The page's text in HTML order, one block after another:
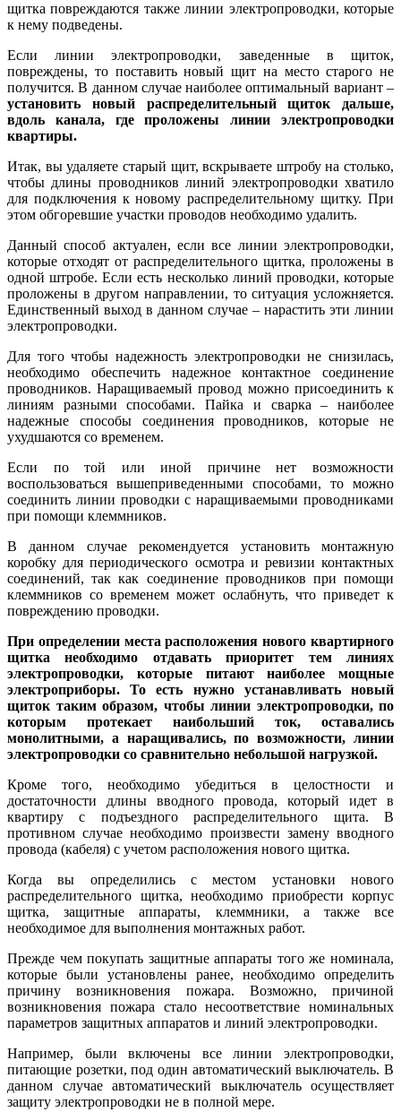
щитка повреждаются также линии электропроводки, которые
к нему подведены.
Если линии электропроводки, заведенные в щиток,
повреждены, то поставить новый щит на место старого не
получится. В данном случае наиболее оптимальный вариант –
установить новый распределительный щиток дальше,
вдоль канала, где проложены линии электропроводки
квартиры.
Итак, вы удаляете старый щит, вскрываете штробу на столько,
чтобы длины проводников линий электропроводки хватило
для подключения к новому распределительному щитку. При
этом обгоревшие участки проводов необходимо удалить.
Данный способ актуален, если все линии электропроводки,
которые отходят от распределительного щитка, проложены в
одной штробе. Если есть несколько линий проводки, которые
проложены в другом направлении, то ситуация усложняется.
Единственный выход в данном случае – нарастить эти линии
электропроводки.
Для того чтобы надежность электропроводки не снизилась,
необходимо обеспечить надежное контактное соединение
проводников. Наращиваемый провод можно присоединить к
линиям разными способами. Пайка и сварка – наиболее
надежные способы соединения проводников, которые не
ухудшаются со временем.
Если по той или иной причине нет возможности
воспользоваться вышеприведенными способами, то можно
соединить линии проводки с наращиваемыми проводниками
при помощи клеммников.
В данном случае рекомендуется установить монтажную
коробку для периодического осмотра и ревизии контактных
соединений, так как соединение проводников при помощи
клеммников со временем может ослабнуть, что приведет к
повреждению проводки.
При определении места расположения нового квартирного
щитка необходимо отдавать приоритет тем линиях
электропроводки, которые питают наиболее мощные
электроприборы. То есть нужно устанавливать новый
щиток таким образом, чтобы линии электропроводки, по
которым протекает наибольший ток, оставались
монолитными, а наращивались, по возможности, линии
электропроводки со сравнительно небольшой нагрузкой.
Кроме того, необходимо убедиться в целостности и
достаточности длины вводного провода, который идет в
квартиру с подъездного распределительного щита. В
противном случае необходимо произвести замену вводного
провода (кабеля) с учетом расположения нового щитка.
Когда вы определились с местом установки нового
распределительного щитка, необходимо приобрести корпус
щитка, защитные аппараты, клеммники, а также все
необходимое для выполнения монтажных работ.
Прежде чем покупать защитные аппараты того же номинала,
которые были установлены ранее, необходимо определить
причину возникновения пожара. Возможно, причиной
возникновения пожара стало несоответствие номинальных
параметров защитных аппаратов и линий электропроводки.
Например, были включены все линии электропроводки,
питающие розетки, под один автоматический выключатель. В
данном случае автоматический выключатель осуществляет
защиту электропроводки не в полной мере.